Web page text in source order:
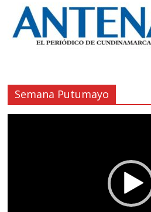
Semana Putumayo